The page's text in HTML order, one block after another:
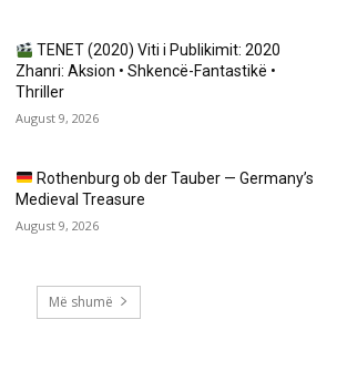
TENET (2020) Viti i Publikimit: 2020
Zhanri: Aksion • Shkencë-Fantastikë •
Thriller
August 9, 2026
Rothenburg ob der Tauber — Germany’s
Medieval Treasure
August 9, 2026
Më shumë